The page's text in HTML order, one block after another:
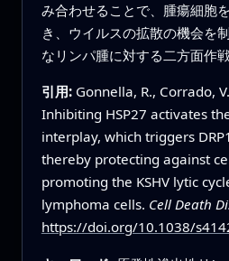
み合わせることで、腫瘍細胞
き、ウイルスの拡散の機会を
なリンパ腫に対する二方面作
引用: Gonnella, R., Corrado,
Inhibiting HSP27 activates
interplay, which triggers
thereby protecting against
promoting the KSHV lytic
lymphoma cells. Cell Death
https://doi.org/10.1038/